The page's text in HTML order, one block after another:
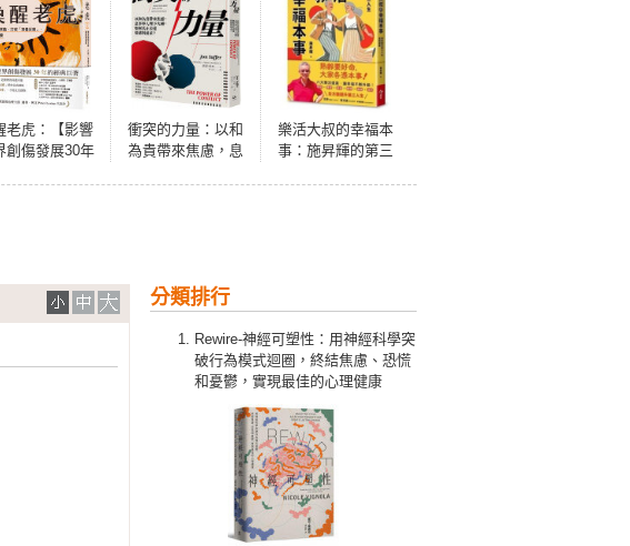
老虎：【影響
創傷發展30年
衝突的力量：以和
為貴帶來焦慮，息
樂活大叔的幸福本
事：施昇輝的第三
分類排行
Rewire-神經可塑性：用神經科學突
破行為模式迴圈，終結焦慮、恐慌
和憂鬱，實現最佳的心理健康